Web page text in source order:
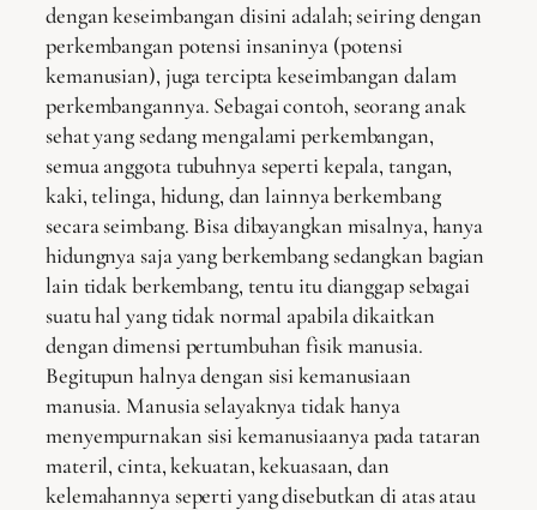
dengan keseimbangan disini adalah; seiring dengan
perkembangan potensi insaninya (potensi
kemanusian), juga tercipta keseimbangan dalam
perkembangannya. Sebagai contoh, seorang anak
sehat yang sedang mengalami perkembangan,
semua anggota tubuhnya seperti kepala, tangan,
kaki, telinga, hidung, dan lainnya berkembang
secara seimbang. Bisa dibayangkan misalnya, hanya
hidungnya saja yang berkembang sedangkan bagian
lain tidak berkembang, tentu itu dianggap sebagai
suatu hal yang tidak normal apabila dikaitkan
dengan dimensi pertumbuhan fisik manusia.
Begitupun halnya dengan sisi kemanusiaan
manusia. Manusia selayaknya tidak hanya
menyempurnakan sisi kemanusiaanya pada tataran
materil, cinta, kekuatan, kekuasaan, dan
kelemahannya seperti yang disebutkan di atas atau